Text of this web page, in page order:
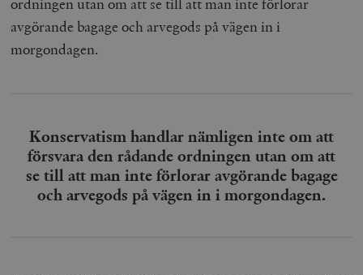
ordningen utan om att se till att man inte förlorar
avgörande bagage och arvegods på vägen in i
morgondagen.
Konservatism handlar nämligen inte om att
försvara den rådande ordningen utan om att
se till att man inte förlorar avgörande bagage
och arvegods på vägen in i morgondagen.